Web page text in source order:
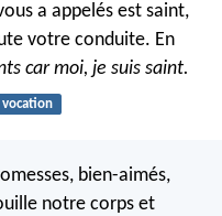
a appelés est saint,
votre conduite. En
car moi, je suis saint.
vocation
bien-aimés,
notre corps et